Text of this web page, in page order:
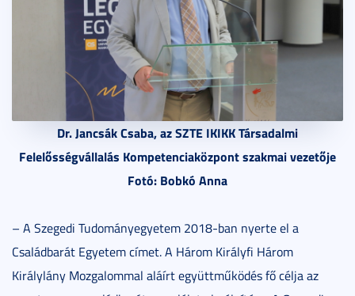
Dr. Jancsák Csaba, az SZTE IKIKK Társadalmi
Felelősségvállalás Kompetenciaközpont szakmai vezetője
Fotó: Bobkó Anna
– A Szegedi Tudományegyetem 2018-ban nyerte el a
Családbarát Egyetem címet. A Három Királyfi Három
Királylány Mozgalommal aláírt együttműködés fő célja az